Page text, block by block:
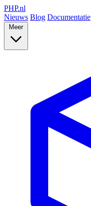
PHP.nl
Nieuws Blog Documentatie
Meer